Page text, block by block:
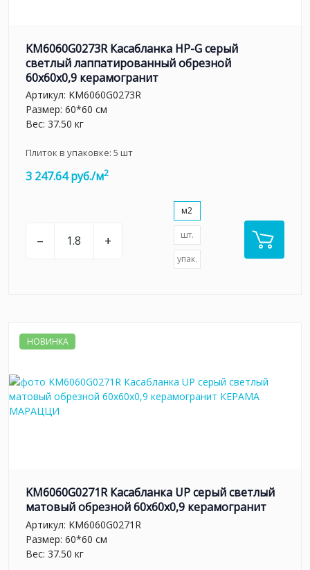
KM6060G0273R Касабланка HP-G серый
светлый лаппатированный обрезной
60x60x0,9 керамогранит
Артикул: KM6060G0273R
Размер: 60*60 см
Вес: 37.50 кг
Плиток в упаковке: 5 шт
3 247.64 руб./м2
– +
м2
шт.
упак.
НОВИНКА
KM6060G0271R Касабланка UP серый светлый
матовый обрезной 60x60x0,9 керамогранит
Артикул: KM6060G0271R
Размер: 60*60 см
Вес: 37.50 кг